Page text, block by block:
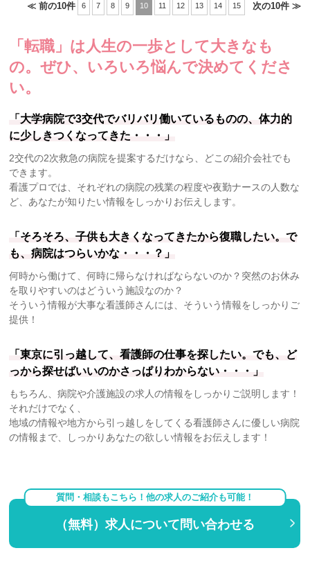
≪ 前の10件 6 7 8 9 10 11 12 13 14 15 次の10件 ≫
「転職」は人生の一歩として大きなも
の。ぜひ、いろいろ悩んで決めてくださ
い。
「大学病院で3交代でバリバリ働いているものの、体力的
に少しきつくなってきた・・・」
2交代の2次救急の病院を提案するだけなら、どこの紹介会社でも
できます。
看護プロでは、それぞれの病院の残業の程度や夜勤ナースの人数な
ど、あなたが知りたい情報をしっかりお伝えします。
「そろそろ、子供も大きくなってきたから復職したい。で
も、病院はつらいかな・・・？」
何時から働けて、何時に帰らなければならないのか？突然のお休み
を取りやすいのはどういう施設なのか？
そういう情報が大事な看護師さんには、そういう情報をしっかりご
提供！
「東京に引っ越して、看護師の仕事を探したい。でも、ど
っから探せばいいのかさっぱりわからない・・・」
もちろん、病院や介護施設の求人の情報をしっかりご説明します！
それだけでなく、
地域の情報や地方から引っ越しをしてくる看護師さんに優しい病院
の情報まで、しっかりあなたの欲しい情報をお伝えします！
質問・相談もこちら！他の求人のご紹介も可能！
（無料）求人について問い合わせる